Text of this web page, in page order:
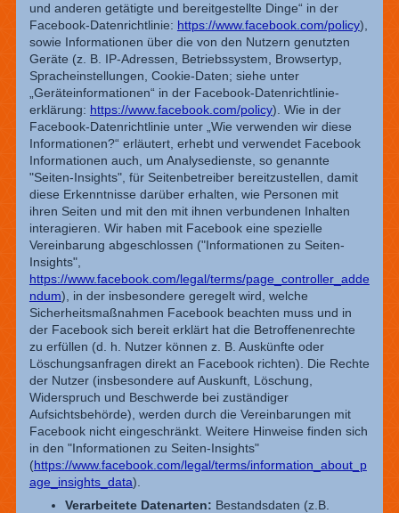
und anderen getätigte und bereitgestellte Dinge“ in der
Facebook-Datenrichtlinie: https://www.facebook.com/policy),
sowie Informationen über die von den Nutzern genutzten
Geräte (z. B. IP-Adressen, Betriebssystem, Browsertyp,
Spracheinstellungen, Cookie-Daten; siehe unter
„Geräteinformationen“ in der Facebook-Datenrichtlinie-
erklärung: https://www.facebook.com/policy). Wie in der
Facebook-Datenrichtlinie unter „Wie verwenden wir diese
Informationen?“ erläutert, erhebt und verwendet Facebook
Informationen auch, um Analysedienste, so genannte
"Seiten-Insights", für Seitenbetreiber bereitzustellen, damit
diese Erkenntnisse darüber erhalten, wie Personen mit
ihren Seiten und mit den mit ihnen verbundenen Inhalten
interagieren. Wir haben mit Facebook eine spezielle
Vereinbarung abgeschlossen ("Informationen zu Seiten-
Insights",
https://www.facebook.com/legal/terms/page_controller_adde
ndum), in der insbesondere geregelt wird, welche
Sicherheitsmaßnahmen Facebook beachten muss und in
der Facebook sich bereit erklärt hat die Betroffenenrechte
zu erfüllen (d. h. Nutzer können z. B. Auskünfte oder
Löschungsanfragen direkt an Facebook richten). Die Rechte
der Nutzer (insbesondere auf Auskunft, Löschung,
Widerspruch und Beschwerde bei zuständiger
Aufsichtsbehörde), werden durch die Vereinbarungen mit
Facebook nicht eingeschränkt. Weitere Hinweise finden sich
in den "Informationen zu Seiten-Insights"
(https://www.facebook.com/legal/terms/information_about_p
age_insights_data).
Verarbeitete Datenarten: Bestandsdaten (z.B.